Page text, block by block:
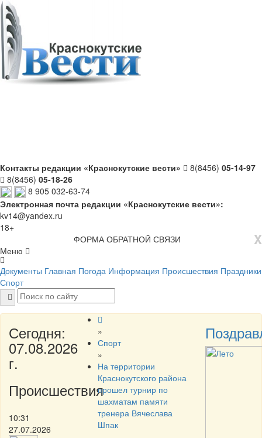
Контакты редакции «Краснокутские вести» 8(8456) 05-14-97
8(8456) 05-18-26
8 905 032-63-74
Электронная почта редакции «Краснокутские вести»:
kv14@yandex.ru
18+
X
ФОРМА ОБРАТНОЙ СВЯЗИ
Меню
Документы Главная Погода Информация Происшествия Праздники
Спорт
Сегодня:
07.08.2026
г.
Происшествия
10:31
27.07.2026
»
Спорт
»
На территории
Краснокутского района
прошел турнир по
шахматам памяти
тренера Вячеслава
Шпак